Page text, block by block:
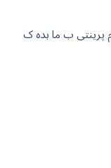
پرینتی ب ما بده ک